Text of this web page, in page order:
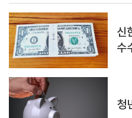
신
수
청